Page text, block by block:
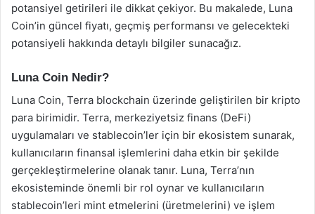
potansiyel getirileri ile dikkat çekiyor. Bu makalede, Luna
Coin’in güncel fiyatı, geçmiş performansı ve gelecekteki
potansiyeli hakkında detaylı bilgiler sunacağız.
Luna Coin Nedir?
Luna Coin, Terra blockchain üzerinde geliştirilen bir kripto
para birimidir. Terra, merkeziyetsiz finans (DeFi)
uygulamaları ve stablecoin’ler için bir ekosistem sunarak,
kullanıcıların finansal işlemlerini daha etkin bir şekilde
gerçekleştirmelerine olanak tanır. Luna, Terra’nın
ekosisteminde önemli bir rol oynar ve kullanıcıların
stablecoin’leri mint etmelerini (üretmelerini) ve işlem